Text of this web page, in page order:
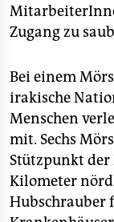
epaper login
Zugang zu
Bei einem
irakische
Menschen
mit. Sechs
Stützpunkt
Kilometer
Hubschrauber